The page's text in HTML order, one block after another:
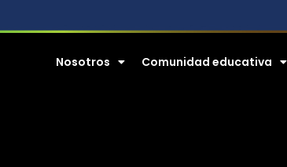
Nosotros Comunidad educativa